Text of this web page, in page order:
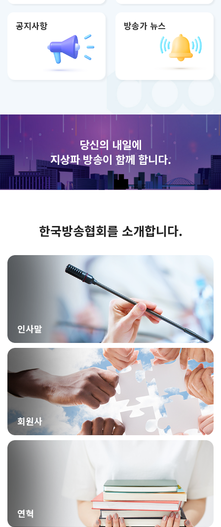
공지사항 방송가 뉴스
당신의 내일에
지상파 방송이 함께 합니다.
한국방송협회를 소개합니다.
인사말
회원사
연혁